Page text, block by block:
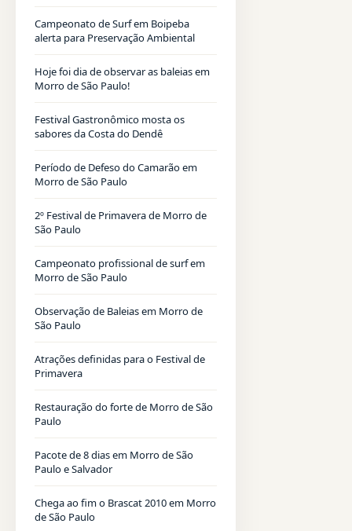
Campeonato de Surf em Boipeba
alerta para Preservação Ambiental
Hoje foi dia de observar as baleias em
Morro de São Paulo!
Festival Gastronômico mosta os
sabores da Costa do Dendê
Período de Defeso do Camarão em
Morro de São Paulo
2º Festival de Primavera de Morro de
São Paulo
Campeonato profissional de surf em
Morro de São Paulo
Observação de Baleias em Morro de
São Paulo
Atrações definidas para o Festival de
Primavera
Restauração do forte de Morro de São
Paulo
Pacote de 8 dias em Morro de São
Paulo e Salvador
Chega ao fim o Brascat 2010 em Morro
de São Paulo